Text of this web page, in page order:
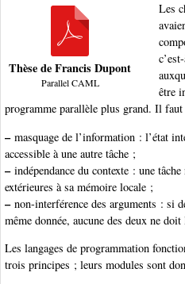
Thèse de Francis Dupont
Parallel CAML
Les
être
programme parallèle plus grand. Il
–masquage de l’information : l’état
accessible à une autre tâche ;
–indépendance du contexte : une
extérieures à sa mémoire locale ;
–non-interférence des arguments : si
même donnée, aucune des deux ne
Les langages de programmation
trois principes ; leurs modules sont